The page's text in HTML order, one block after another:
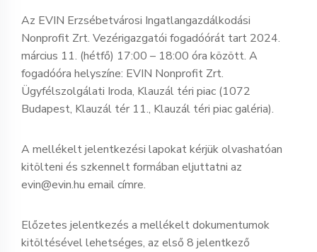
Az EVIN Erzsébetvárosi Ingatlangazdálkodási
Nonprofit Zrt. Vezérigazgatói fogadóórát tart 2024.
március 11. (hétfő) 17:00 – 18:00 óra között. A
fogadóóra helyszíne: EVIN Nonprofit Zrt.
Ügyfélszolgálati Iroda, Klauzál téri piac (1072
Budapest, Klauzál tér 11., Klauzál téri piac galéria).
A mellékelt jelentkezési lapokat kérjük olvashatóan
kitölteni és szkennelt formában eljuttatni az
evin@evin.hu email címre.
Előzetes jelentkezés a mellékelt dokumentumok
kitöltésével lehetséges, az első 8 jelentkező